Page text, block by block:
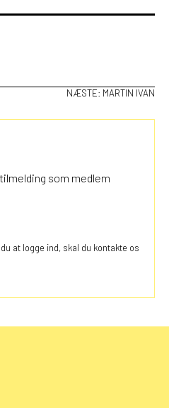
NÆSTE: MARTIN IVAN
som medlem
at logge ind, skal du kontakte os